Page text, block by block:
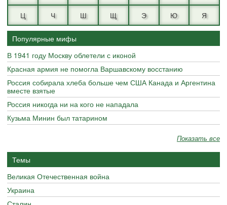
Ц
Ч Ш Щ Э Ю Я
Популярные мифы
В 1941 году Москву облетели с иконой
Красная армия не помогла Варшавскому восстанию
Россия собирала хлеба больше чем США Канада и Аргентина
вместе взятые
Россия никогда ни на кого не нападала
Кузьма Минин был татарином
Показать все
Темы
Великая Отечественная война
Украина